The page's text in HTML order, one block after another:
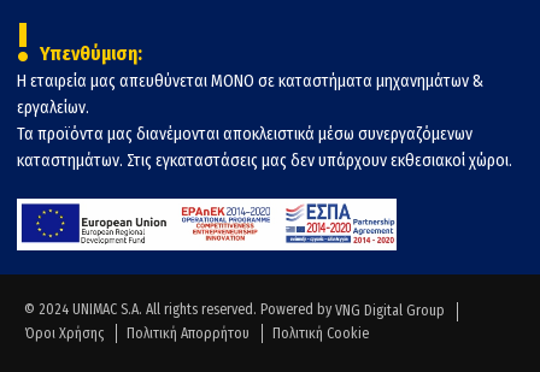
! Υπενθύμιση:
Η εταιρεία μας απευθύνεται ΜΟΝΟ σε καταστήματα μηχανημάτων &
εργαλείων.
Τα προϊόντα μας διανέμονται αποκλειστικά μέσω συνεργαζόμενων
καταστημάτων. Στις εγκαταστάσεις μας δεν υπάρχουν εκθεσιακοί χώροι.
© 2024 UNIMAC S.A. All rights reserved. Powered by VNG Digital Group
Όροι Χρήσης
Πολιτική Απορρήτου Πολιτική Cookie